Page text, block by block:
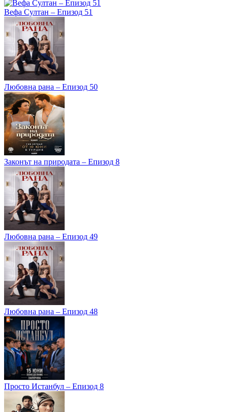
Вефа Султан – Епизод 51
Любовна рана – Епизод 50
Законът на природата – Епизод 8
Любовна рана – Епизод 49
Любовна рана – Епизод 48
Просто Истанбул – Епизод 8